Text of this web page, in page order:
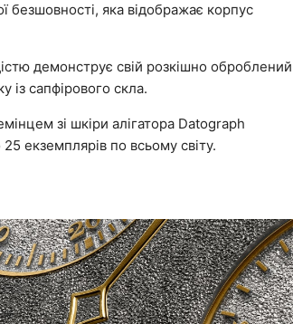
яка відображає корпус
демонструє свій розкішно оброблений
із сапфірового скла.
зі шкіри алігатора Datograph
екземплярів по всьому світу.